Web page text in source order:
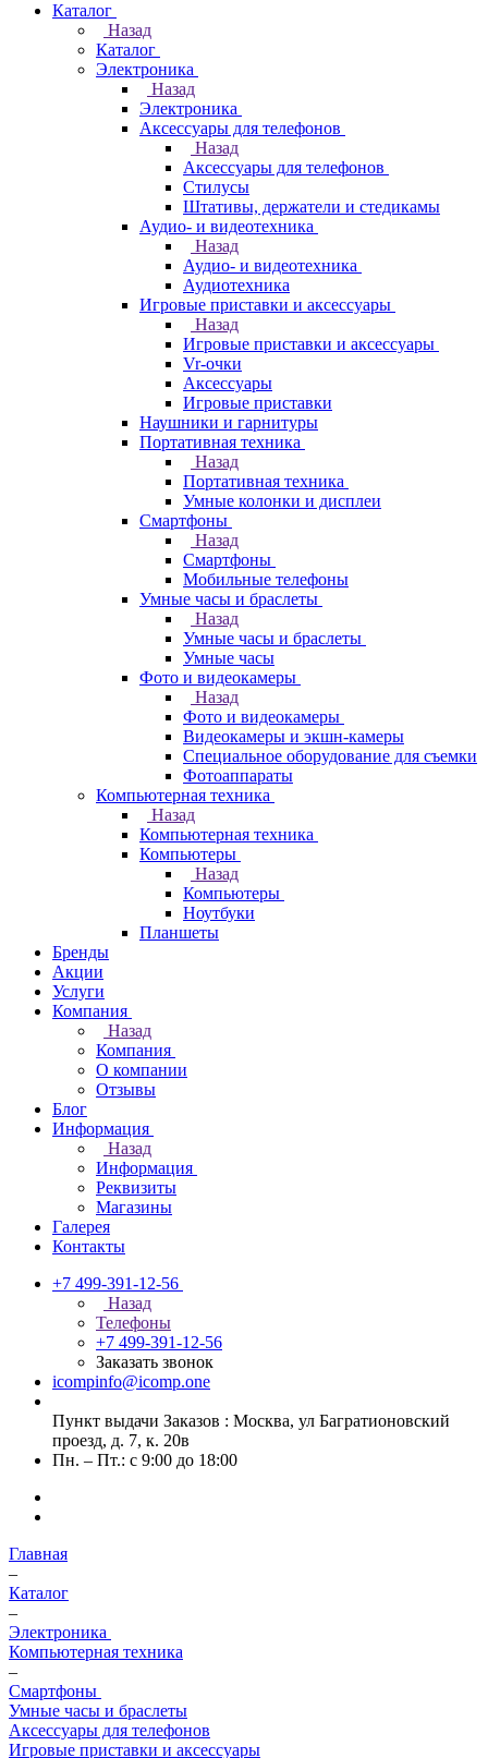
Каталог
Назад
Каталог
Электроника
Назад
Электроника
Аксессуары для телефонов
Назад
Аксессуары для телефонов
Стилусы
Штативы, держатели и стедикамы
Аудио- и видеотехника
Назад
Аудио- и видеотехника
Аудиотехника
Игровые приставки и аксессуары
Назад
Игровые приставки и аксессуары
Vr-очки
Аксессуары
Игровые приставки
Наушники и гарнитуры
Портативная техника
Назад
Портативная техника
Умные колонки и дисплеи
Смартфоны
Назад
Смартфоны
Мобильные телефоны
Умные часы и браслеты
Назад
Умные часы и браслеты
Умные часы
Фото и видеокамеры
Назад
Фото и видеокамеры
Видеокамеры и экшн-камеры
Специальное оборудование для съемки
Фотоаппараты
Компьютерная техника
Назад
Компьютерная техника
Компьютеры
Назад
Компьютеры
Ноутбуки
Планшеты
Бренды
Акции
Услуги
Компания
Назад
Компания
О компании
Отзывы
Блог
Информация
Назад
Информация
Реквизиты
Магазины
Галерея
Контакты
+7 499-391-12-56
Назад
Телефоны
+7 499-391-12-56
Заказать звонок
icompinfo@icomp.one
Пункт выдачи Заказов : Москва, ул Багратионовский
проезд, д. 7, к. 20в
Пн. – Пт.: с 9:00 до 18:00
Главная
–
Каталог
–
Электроника
Компьютерная техника
–
Смартфоны
Умные часы и браслеты
Аксессуары для телефонов
Игровые приставки и аксессуары